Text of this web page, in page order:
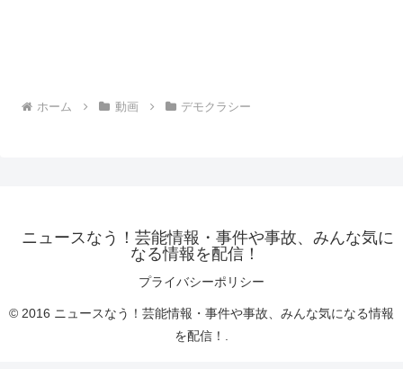
ホーム 動画 デモクラシー
ニュースなう！芸能情報・事件や事故、みんな気に
なる情報を配信！
プライバシーポリシー
© 2016 ニュースなう！芸能情報・事件や事故、みんな気になる情報
を配信！.